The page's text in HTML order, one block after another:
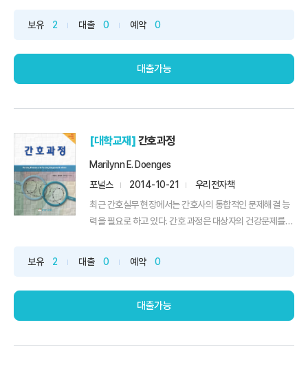
보유 2 대출 0 예약 0
대출가능
[대학교재] 간호과정
Marilynn E. Doenges
포널스
2014-10-21
우리전자책
최근 간호실무 현장에서는 간호사의 통합적인 문제해결 능
력을 필요로 하고 있다. 간호 과정은 대상자의 건강문제를
보유 2 대출 0 예약 0
대출가능